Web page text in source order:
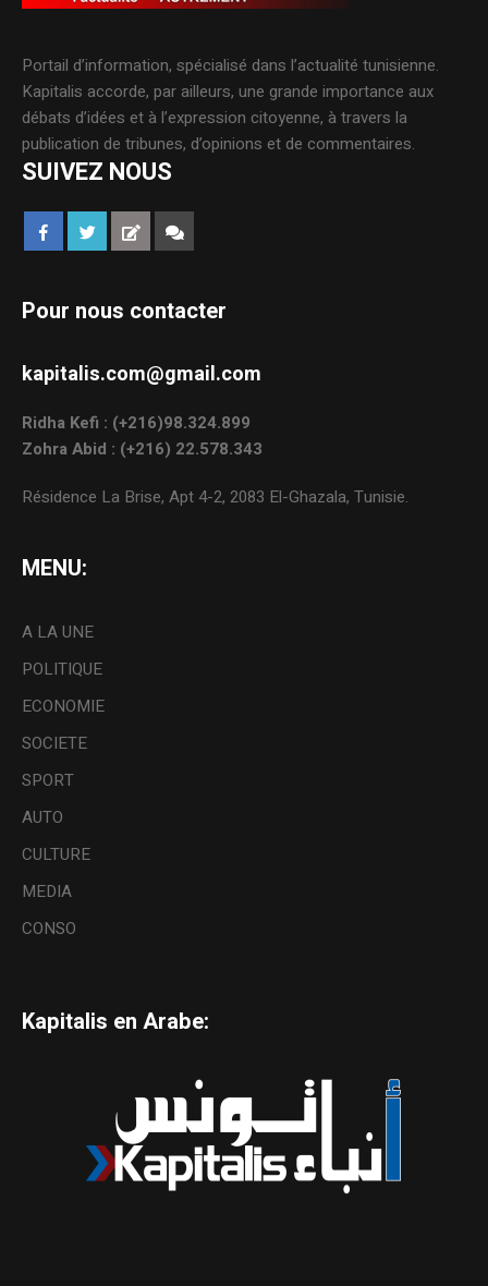
Portail d’information, spécialisé dans l’actualité tunisienne.
Kapitalis accorde, par ailleurs, une grande importance aux
débats d’idées et à l’expression citoyenne, à travers la
publication de tribunes, d’opinions et de commentaires.
SUIVEZ NOUS
Pour nous contacter
kapitalis.com@gmail.com
Ridha Kefi : (+216)98.324.899
Zohra Abid : (+216) 22.578.343
Résidence La Brise, Apt 4-2, 2083 El-Ghazala, Tunisie.
MENU:
A LA UNE
POLITIQUE
ECONOMIE
SOCIETE
SPORT
AUTO
CULTURE
MEDIA
CONSO
Kapitalis en Arabe: